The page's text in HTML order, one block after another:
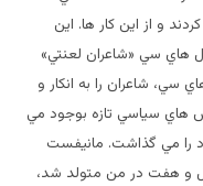
و از اين کار ها. اين
هاي سي «شاعران لعنتي»
سي، شاعران را به انکار و
هاي سياسي تازه بوجود مي
را مي گذاشت. مانيفست
و هفت در من متولد شد،